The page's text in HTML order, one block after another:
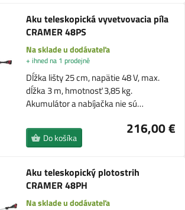
Aku teleskopická vyvetvovacia píla
CRAMER 48PS
Na sklade u dodávateľa
+ ihned na 1 prodejně
Dĺžka lišty 25 cm, napätie 48 V, max.
dĺžka 3 m, hmotnosť 3,85 kg.
Akumulátor a nabíjačka nie sú…
216,00 €
Do košíka
Aku teleskopický plotostrih
CRAMER 48PH
Na sklade u dodávateľa